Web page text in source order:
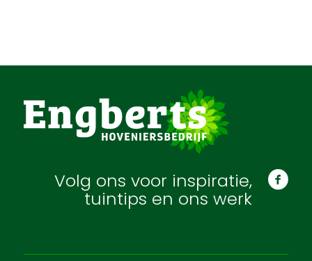
Volg ons voor inspiratie,
tuintips en ons werk